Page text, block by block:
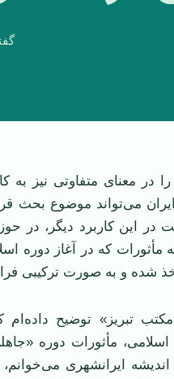
در معنای متفاوتی نیز به
می‌تواند موضوع بحث
در این کاربرد دیگر، در
مأثورات که در آغاز دوره
شده و به صورت ترکیبی
تبریز» توضیح داده‌ام
مأثورات دوره
ایرانشهری